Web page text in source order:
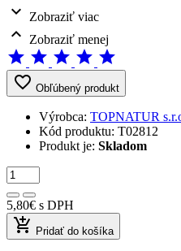
expand_more Zobraziť viac
expand_less Zobraziť menej
star star star star star
favorite_border Obľúbený produkt
Výrobca: TOPNATUR
Kód produktu: T02812
Produkt je: Skladom
5,80€ s DPH
add_shopping_cart Pridať do košíka